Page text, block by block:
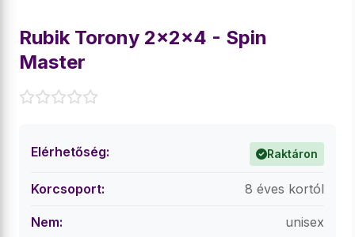
Rubik Torony 2x2x4 - Spin
Master
Elérhetőség: Raktáron
Korcsoport: 8 éves kortól
Nem: unisex